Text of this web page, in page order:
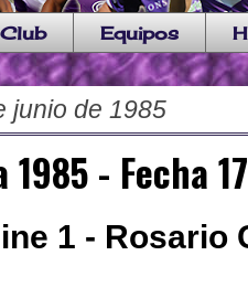
Equipos
junio de 1985
1985 - Fecha 17
1 - Rosario